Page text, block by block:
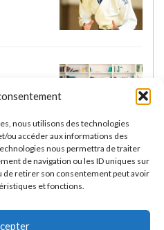
nous utilisons des technologies
ou accéder aux informations des
nous permettra de traiter
de navigation ou les ID uniques sur
de retirer son consentement peut avoir
et fonctions.
LES